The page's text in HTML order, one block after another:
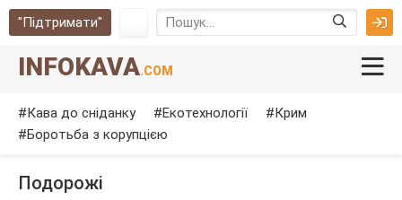
"Підтримати"
INFOKAVA.COM
Кава до сніданку Екотехнології
Крим
Боротьба з корупцією
Подорожі